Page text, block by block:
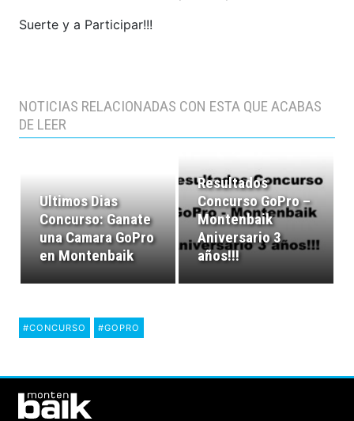
Suerte y a Participar!!!
NOTICIAS RELACIONADAS CON ESTA QUE ACABAS
DE LEER
Ultimos Dias
Concurso: Ganate
una Camara GoPro
en Montenbaik
Resultados
Concurso GoPro –
Montenbaik
Aniversario 3
años!!!
#CONCURSO #GOPRO